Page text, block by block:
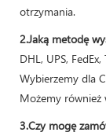
otrzymania.
2.Jaką metodę
DHL, UPS,
Wybierzemy dla
Możemy również
3.Czy mogę